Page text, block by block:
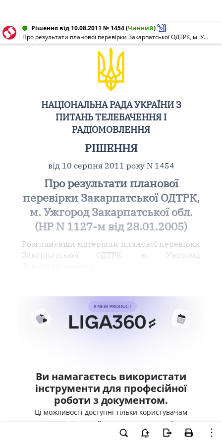
Рішення від 10.08.2011 № 1454(Чинний)
Про результати планової перевірки Закарпатської ОДТРК, м. Ужгород Закарпатської обл. (НР N 1127-м від 28.01.2005)
НАЦІОНАЛЬНА РАДА УКРАЇНИ З
ПИТАНЬ ТЕЛЕБАЧЕННЯ І
РАДІОМОВЛЕННЯ
РІШЕННЯ
від 10 серпня 2011 року N 1454
Про результати планової
перевірки Закарпатської ОДТРК,
м. Ужгород Закарпатської обл.
(НР N 1127-м від 28.01.2005)
Розглянувши матеріали планової перевірки
Закарпатської ОДТРК, м. Ужгород
Ви намагаєтесь використати
інструменти для професійної
роботи з документом.
Ці можливості доступні тільки користувачам
LIGA360. Залишайте заявку та отримайте
доступ для професійної роботи прямо зараз.